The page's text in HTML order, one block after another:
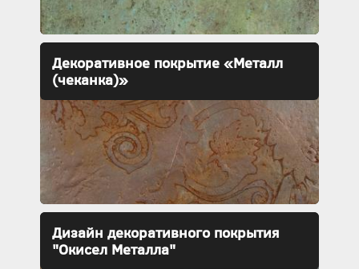
Декоративное покрытие «Металл
(чеканка)»
Дизайн декоративного покрытия
"Окисел Металла"